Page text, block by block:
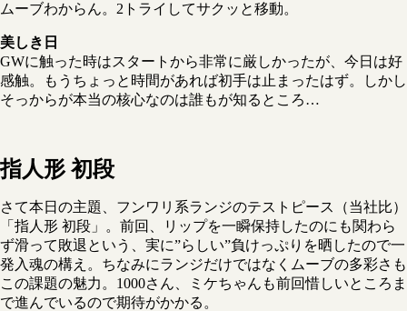
ムーブわからん。2トライしてサクッと移動。
美しき日
GWに触った時はスタートから非常に厳しかったが、今日は好
感触。もうちょっと時間があれば初手は止まったはず。しかし
そっからが本当の核心なのは誰もが知るところ…
指人形 初段
さて本日の主題、フンワリ系ランジのテストピース（当社比）
「指人形 初段」。前回、リップを一瞬保持したのにも関わら
ず滑って敗退という、実に”らしい”負けっぷりを晒したので一
発入魂の構え。ちなみにランジだけではなくムーブの多彩さも
この課題の魅力。1000さん、ミケちゃんも前回惜しいところま
で進んでいるので期待がかかる。